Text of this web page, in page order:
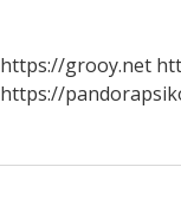
https://grooy.net
https://